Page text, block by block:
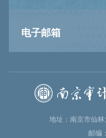
电子邮箱
地址：南京市仙
邮编